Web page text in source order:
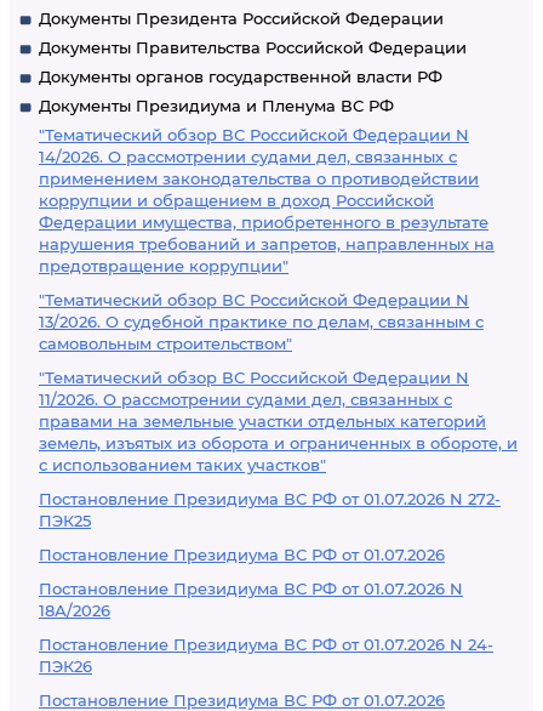
Документы Президента Российской Федерации
Документы Правительства Российской Федерации
Документы органов государственной власти РФ
Документы Президиума и Пленума ВС РФ
"Тематический обзор ВС Российской Федерации N
14/2026. О рассмотрении судами дел, связанных с
применением законодательства о противодействии
коррупции и обращением в доход Российской
Федерации имущества, приобретенного в результате
нарушения требований и запретов, направленных на
предотвращение коррупции"
"Тематический обзор ВС Российской Федерации N
13/2026. О судебной практике по делам, связанным с
самовольным строительством"
"Тематический обзор ВС Российской Федерации N
11/2026. О рассмотрении судами дел, связанных с
правами на земельные участки отдельных категорий
земель, изъятых из оборота и ограниченных в обороте, и
с использованием таких участков"
Постановление Президиума ВС РФ от 01.07.2026 N 272-
ПЭК25
Постановление Президиума ВС РФ от 01.07.2026
Постановление Президиума ВС РФ от 01.07.2026 N
18А/2026
Постановление Президиума ВС РФ от 01.07.2026 N 24-
ПЭК26
Постановление Президиума ВС РФ от 01.07.2026